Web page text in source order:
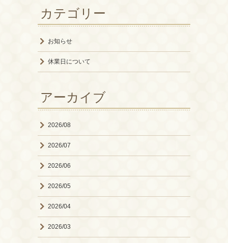
カテゴリー
お知らせ
休業日について
アーカイブ
2026/08
2026/07
2026/06
2026/05
2026/04
2026/03